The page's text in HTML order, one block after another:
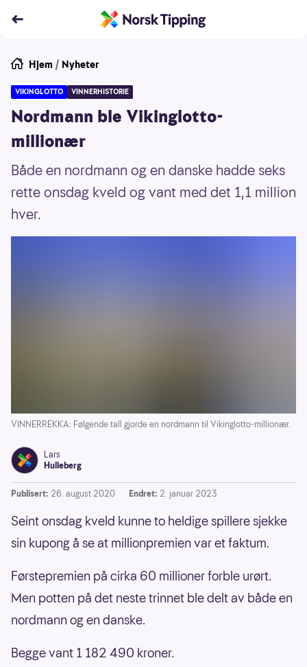
Hjem / Nyheter
VIKINGLOTTO VINNERHISTORIE
Nordmann ble Vikinglotto-
millionær
Både en nordmann og en danske hadde seks
rette onsdag kveld og vant med det 1,1 million
hver.
VINNERREKKA: Følgende tall gjorde en nordmann til Vikinglotto-millionær.
Lars
Hulleberg
Publisert: 26. august 2020 Endret: 2. januar 2023
Seint onsdag kveld kunne to heldige spillere sjekke
sin kupong å se at millionpremien var et faktum.
Førstepremien på cirka 60 millioner forble urørt.
Men potten på det neste trinnet ble delt av både en
nordmann og en danske.
Begge vant 1 182 490 kroner.